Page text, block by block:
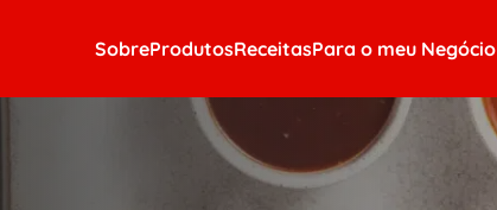
SobreProdutosReceitasPara o meu Negócio